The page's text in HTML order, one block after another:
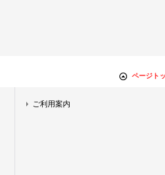
ページト
ご利用案内